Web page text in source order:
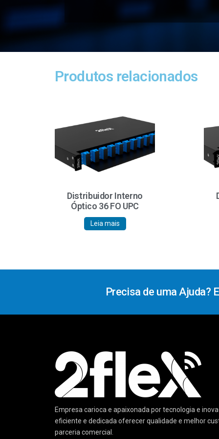
Produtos relacionados
Distribuidor Interno
Óptico 36 FO UPC
Leia mais
Precisa de uma Ajuda?
Empresa carioca e apaixonada por tecnologia e
eficiente e dedicada oferecer qualidade e melhor
parceria comercial.